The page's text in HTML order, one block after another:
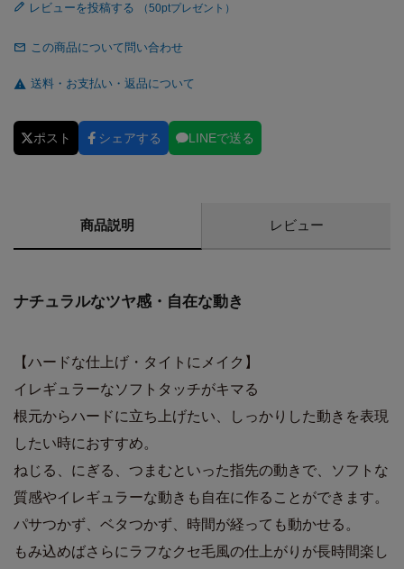
レビューを投稿する
この商品について問い合わせ
送料・お支払い・返品について
ポスト シェアする LINEで送る
商品説明 レビュー
ナチュラルなツヤ感・自在な動き
【ハードな仕上げ・タイトにメイク】
イレギュラーなソフトタッチがキマる
根元からハードに立ち上げたい、しっかりした動きを表現
したい時におすすめ。
ねじる、にぎる、つまむといった指先の動きで、ソフトな
質感やイレギュラーな動きも自在に作ることができます。
パサつかず、ベタつかず、時間が経っても動かせる。
もみ込めばさらにラフなクセ毛風の仕上がりが長時間楽し